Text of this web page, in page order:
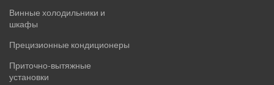
Винные холодильники и
шкафы
Прецизионные кондиционеры
Приточно-вытяжные
установки